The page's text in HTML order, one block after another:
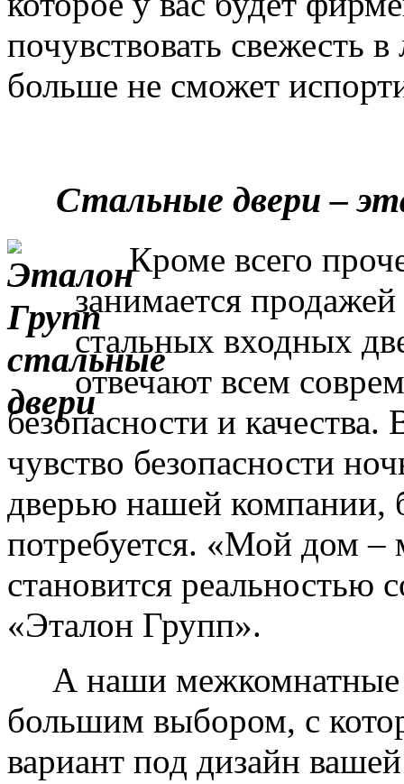
почувствовать свежесть
больше не сможет
Стальные двери –
Кроме всего
занимается
стальных входных
отвечают всем
безопасности и
чувство безопасности
дверью нашей компании,
потребуется. «Мой дом –
становится реальностью
«Эталон Групп».
А наши межкомнатные
большим выбором, с
вариант под дизайн